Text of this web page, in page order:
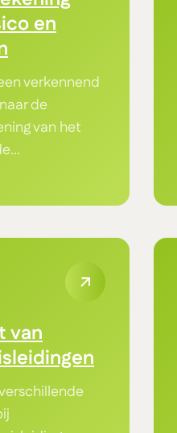
en
verkennend
de
van het
van